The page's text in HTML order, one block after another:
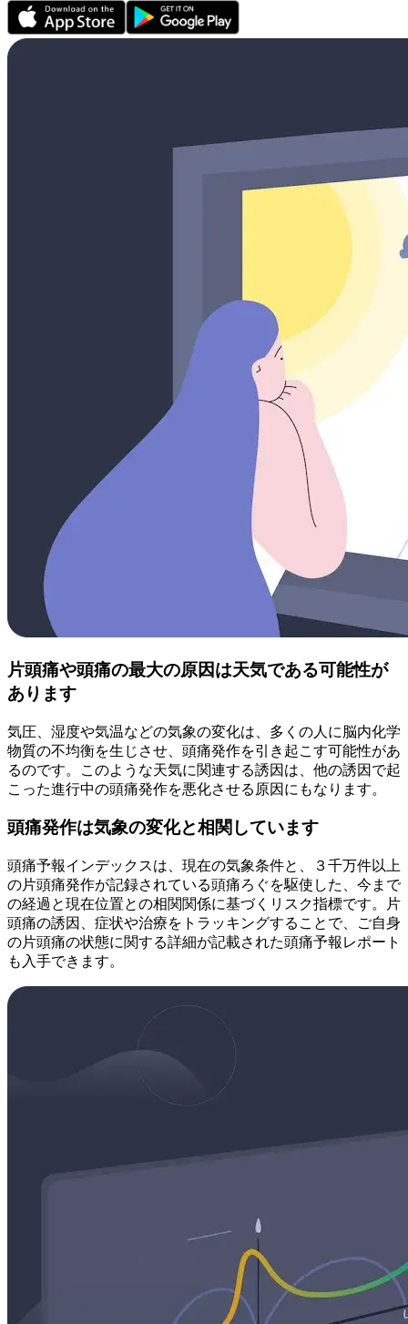
片頭痛や頭痛の最大の原因は天気である可能性が
あります
気圧、湿度や気温などの気象の変化は、多くの人に脳内化学
物質の不均衡を生じさせ、頭痛発作を引き起こす可能性があ
るのです。このような天気に関連する誘因は、他の誘因で起
こった進行中の頭痛発作を悪化させる原因にもなります。
頭痛発作は気象の変化と相関しています
頭痛予報インデックスは、現在の気象条件と、３千万件以上
の片頭痛発作が記録されている頭痛ろぐを駆使した、今まで
の経過と現在位置との相関関係に基づくリスク指標です。片
頭痛の誘因、症状や治療をトラッキングすることで、ご自身
の片頭痛の状態に関する詳細が記載された頭痛予報レポート
も入手できます。